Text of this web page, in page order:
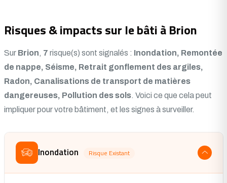
Risques & impacts sur le bâti à Brion
Sur Brion, 7 risque(s) sont signalés : Inondation, Remontée
de nappe, Séisme, Retrait gonflement des argiles,
Radon, Canalisations de transport de matières
dangereuses, Pollution des sols. Voici ce que cela peut
impliquer pour votre bâtiment, et les signes à surveiller.
Inondation Risque Existant